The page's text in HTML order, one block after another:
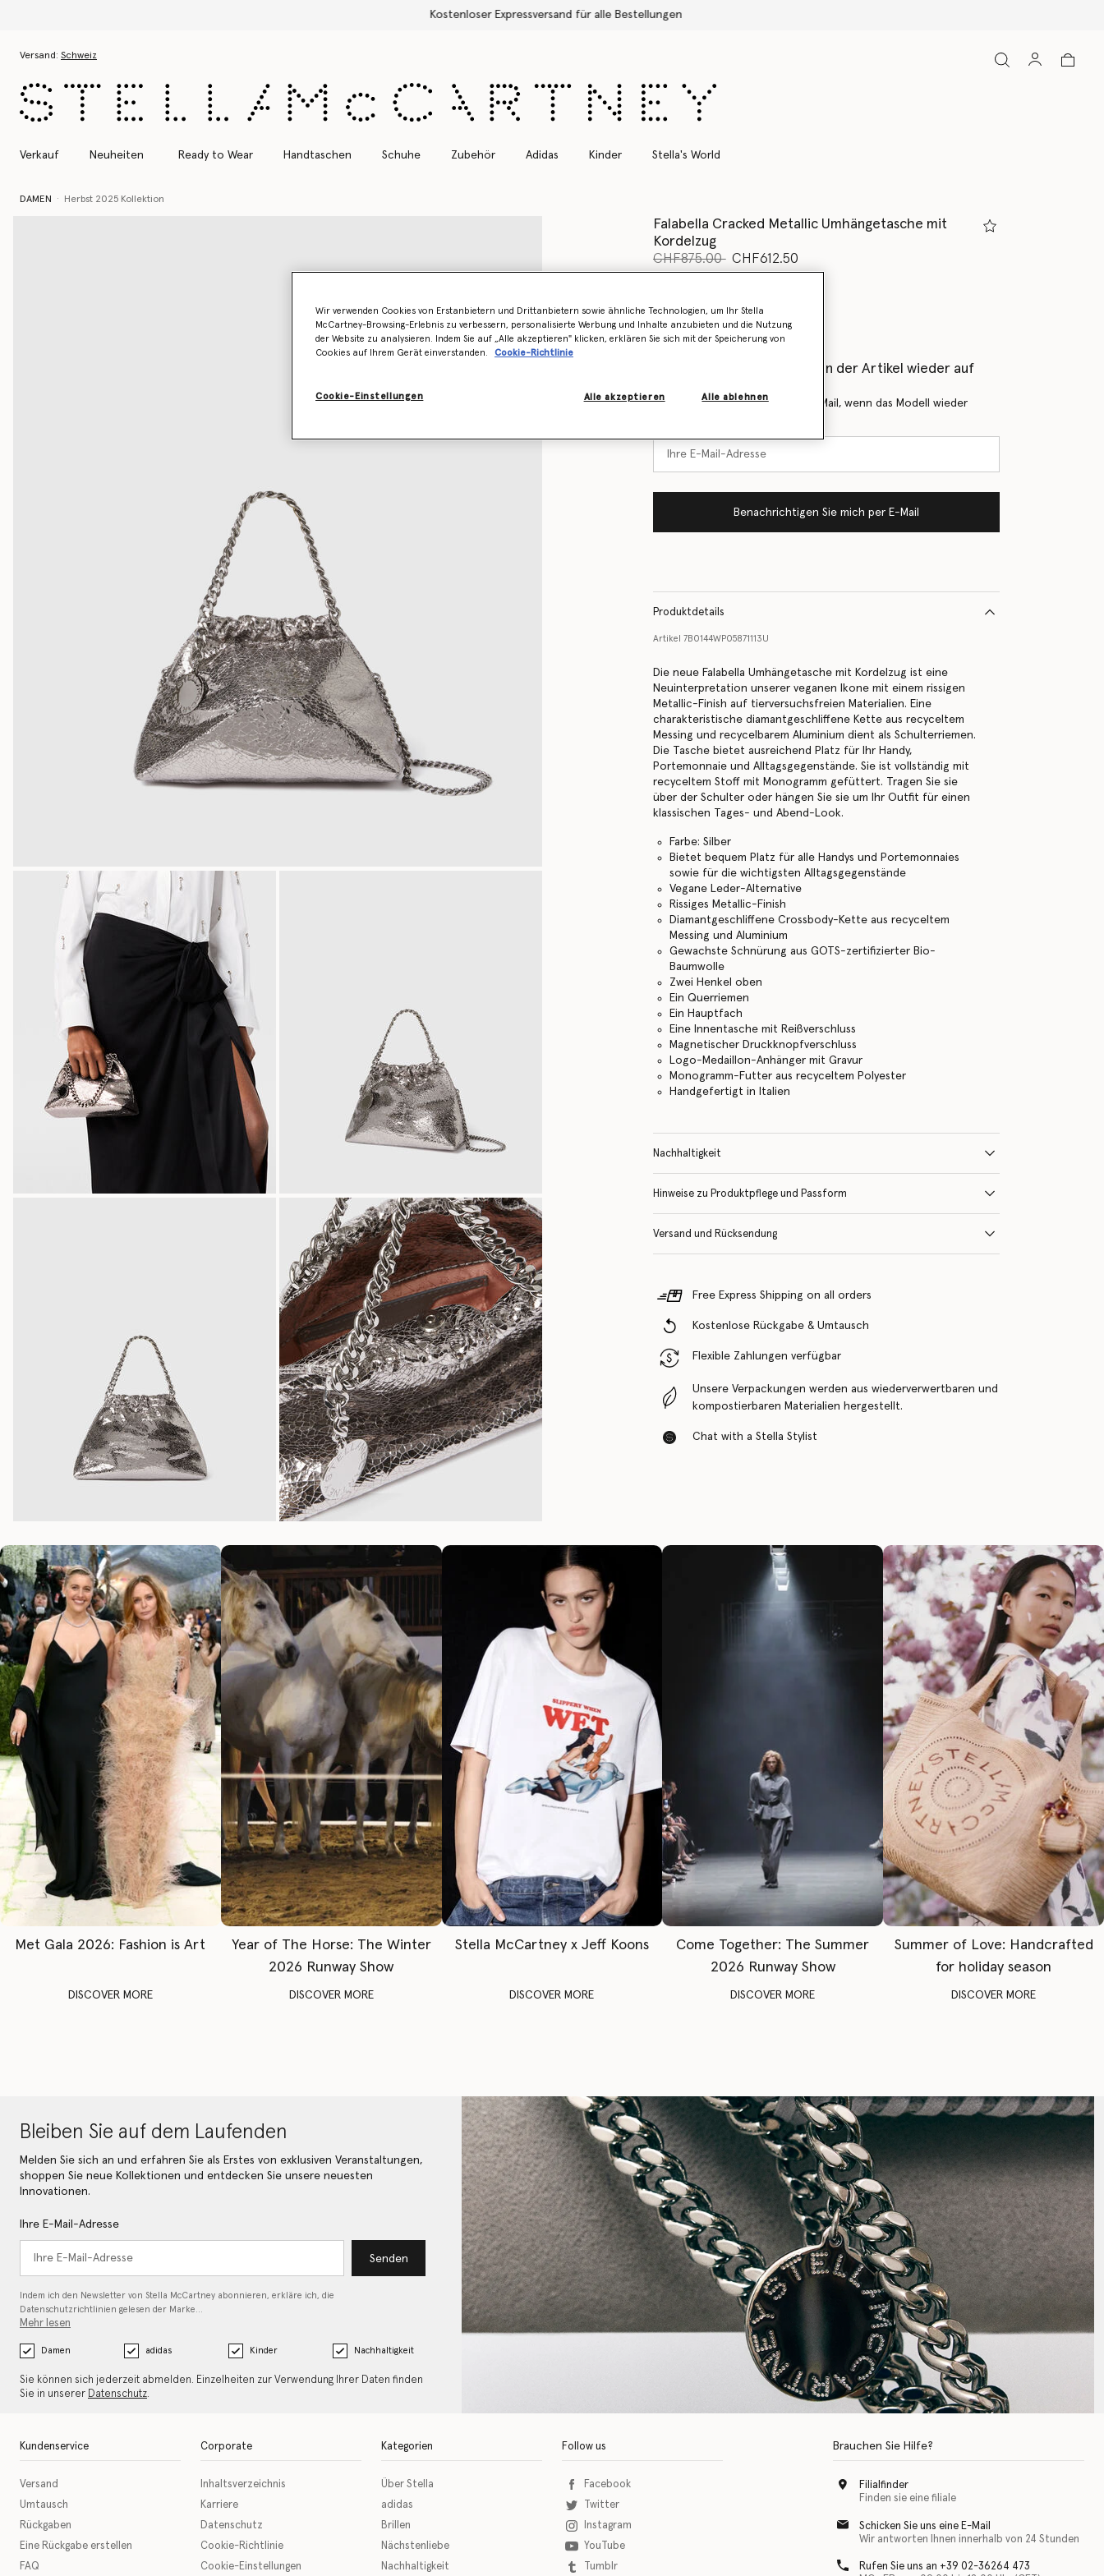
Kostenloser Expressversand für alle Bestellungen
Versand: Schweiz
Verkauf Neuheiten Ready to Wear Handtaschen Schuhe Zubehör Adidas Kinder Stella's World
DAMEN Herbst 2025 Kollektion
Falabella Cracked Metallic Umhängetasche mit
Kordelzug
Preis reduziert von
CHF875.00bis
CHF612.50
ausgewählt
Erfahren Sie als Erstes, wenn der Artikel wieder auf
Benachrichtigen Sie mich per E-Mail, wenn das Modell wieder
Benachrichtigen Sie mich per E-Mail
Produktdetails
Artikel 7B0144WP05871113U
Die neue Falabella Umhängetasche mit Kordelzug ist eine
Neuinterpretation unserer veganen Ikone mit einem rissigen
Metallic-Finish auf tierversuchsfreien Materialien. Eine
charakteristische diamantgeschliffene Kette aus recyceltem
Messing und recycelbarem Aluminium dient als Schulterriemen.
Die Tasche bietet ausreichend Platz für Ihr Handy,
Portemonnaie und Alltagsgegenstände. Sie ist vollständig mit
recyceltem Stoff mit Monogramm gefüttert. Tragen Sie sie
über der Schulter oder hängen Sie sie um Ihr Outfit für einen
klassischen Tages- und Abend-Look.
Farbe: Silber
Bietet bequem Platz für alle Handys und Portemonnaies
sowie für die wichtigsten Alltagsgegenstände
Vegane Leder-Alternative
Rissiges Metallic-Finish
Diamantgeschliffene Crossbody-Kette aus recyceltem
Messing und Aluminium
Gewachste Schnürung aus GOTS-zertifizierter Bio-
Baumwolle
Zwei Henkel oben
Ein Querriemen
Ein Hauptfach
Eine Innentasche mit Reißverschluss
Magnetischer Druckknopfverschluss
Logo-Medaillon-Anhänger mit Gravur
Monogramm-Futter aus recyceltem Polyester
Handgefertigt in Italien
Nachhaltigkeit
Hinweise zu Produktpflege und Passform
Versand und Rücksendung
Free Express Shipping on all orders
Kostenlose Rückgabe & Umtausch
Flexible Zahlungen verfügbar
Unsere Verpackungen werden aus wiederverwertbaren und
kompostierbaren Materialien hergestellt.
Chat with a Stella Stylist
Met Gala 2026: Fashion is Art
DISCOVER MORE
Year of The Horse: The Winter
2026 Runway Show
DISCOVER MORE
Stella McCartney x Jeff Koons
DISCOVER MORE
Come Together: The Summer
2026 Runway Show
DISCOVER MORE
Summer of Love: Handcrafted
for holiday season
DISCOVER MORE
Bleiben Sie auf dem Laufenden
Melden Sie sich an und erfahren Sie als Erstes von exklusiven Veranstaltungen,
shoppen Sie neue Kollektionen und entdecken Sie unsere neuesten
Innovationen.
Ihre E-Mail-Adresse
Senden
Indem ich den Newsletter von Stella McCartney abonnieren, erkläre ich, die
Datenschutzrichtlinien gelesen der Marke…
Mehr lesen
Damen adidas Kinder Nachhaltigkeit
Sie können sich jederzeit abmelden. Einzelheiten zur Verwendung Ihrer Daten finden
Sie in unserer Datenschutz.
Kundenservice
Versand
Umtausch
Rückgaben
Eine Rückgabe erstellen
FAQ
Corporate
Inhaltsverzeichnis
Karriere
Datenschutz
Cookie-Richtlinie
Cookie-Einstellungen
Kategorien
Über Stella
adidas
Brillen
Nächstenliebe
Nachhaltigkeit
Follow us
Facebook
Twitter
Instagram
YouTube
Tumblr
Brauchen Sie Hilfe?
Filialfinder
Finden sie eine filiale
Schicken Sie uns eine E-Mail
Wir antworten Ihnen innerhalb von 24 Stunden
Rufen Sie uns an +39 02-36264 473
Wir verwenden Cookies von Erstanbietern und Drittanbietern sowie ähnliche Technologien, um Ihr Stella
McCartney-Browsing-Erlebnis zu verbessern, personalisierte Werbung und Inhalte anzubieten und die Nutzung
der Website zu analysieren. Indem Sie auf „Alle akzeptieren" klicken, erklären Sie sich mit der Speicherung von
Cookies auf Ihrem Gerät einverstanden.
Cookie-Richtlinie
Cookie-Einstellungen Alle ablehnen
Alle akzeptieren